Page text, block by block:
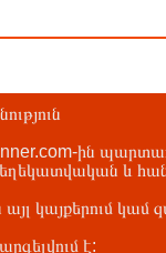
ին
և
կայքերում կամ
է: